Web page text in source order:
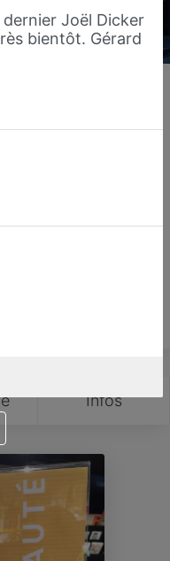
Presse
Point Relais
Infos
Joël Dicker
bientôt. Gérard